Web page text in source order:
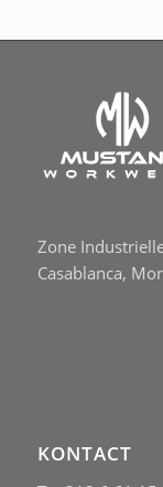
Zone
Casablanca,
KONTACT